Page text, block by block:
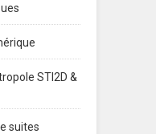
STI2D &
suites